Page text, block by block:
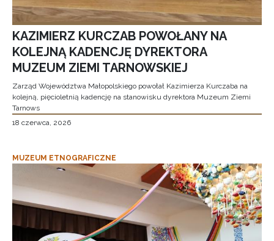
KAZIMIERZ KURCZAB POWOŁANY NA
KOLEJNĄ KADENCJĘ DYREKTORA
MUZEUM ZIEMI TARNOWSKIEJ
Zarząd Województwa Małopolskiego powołał Kazimierza Kurczaba na
kolejną, pięcioletnią kadencję na stanowisku dyrektora Muzeum Ziemi
Tarnows
18 czerwca, 2026
MUZEUM ETNOGRAFICZNE